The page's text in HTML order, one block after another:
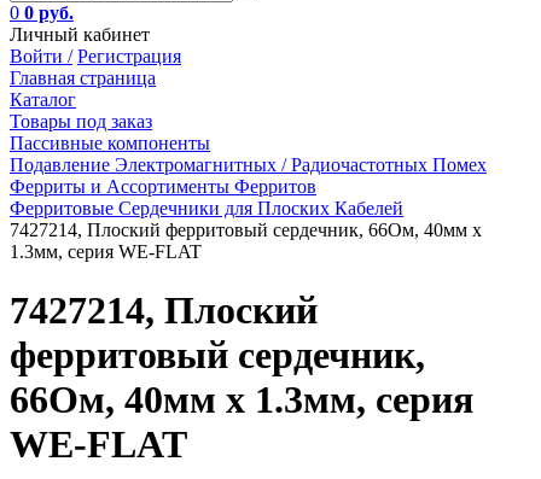
0 0 руб.
Личный кабинет
Войти / Регистрация
Главная страница
Каталог
Товары под заказ
Пассивные компоненты
Подавление Электромагнитных / Радиочастотных Помех
Ферриты и Ассортименты Ферритов
Ферритовые Сердечники для Плоских Кабелей
7427214, Плоский ферритовый сердечник, 66Ом, 40мм x
1.3мм, серия WE-FLAT
7427214, Плоский
ферритовый сердечник,
66Ом, 40мм x 1.3мм, серия
WE-FLAT